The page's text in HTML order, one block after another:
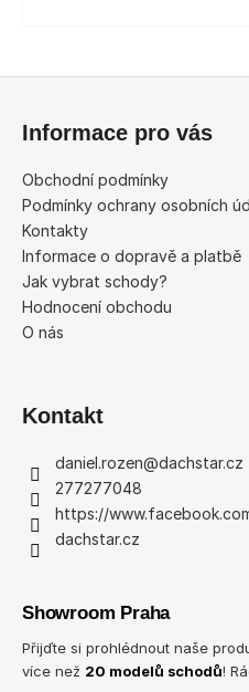
Informace pro vás
Obchodní podmínky
Podmínky ochrany osobních
Kontakty
Informace o dopravě a platbě
Jak vybrat schody?
Hodnocení obchodu
O nás
Kontakt
daniel.rozen@dachstar.cz
277277048
https://
dachstar.cz
Showroom Praha
Přijďte si prohlédnout naše
více než 20 modelů schodů!